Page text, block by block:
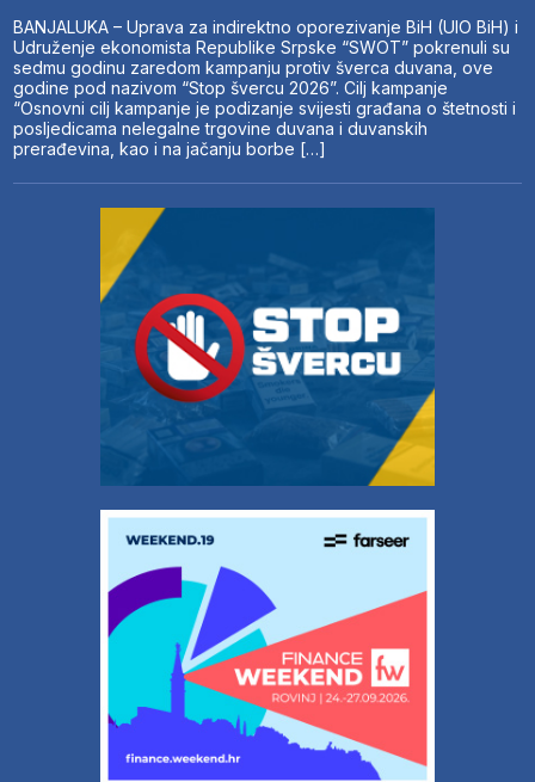
BANJALUKA – Uprava za indirektno oporezivanje BiH (UIO BiH) i
Udruženje ekonomista Republike Srpske “SWOT” pokrenuli su
sedmu godinu zaredom kampanju protiv šverca duvana, ove
godine pod nazivom “Stop švercu 2026”. Cilj kampanje
“Osnovni cilj kampanje je podizanje svijesti građana o štetnosti i
posljedicama nelegalne trgovine duvana i duvanskih
prerađevina, kao i na jačanju borbe […]